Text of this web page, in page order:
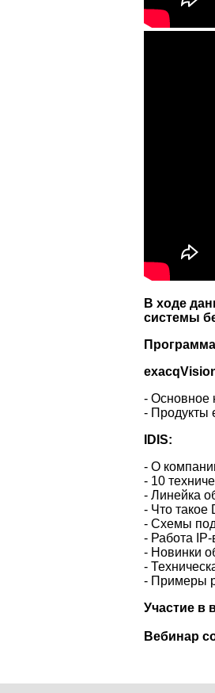
В ходе
системы
- Основное
- Продукты
IDIS:
- О
- 10
- Линейка
- Что такое
- Схемы
- Работа
- Новинки
-
- Примеры
Участие в
Вебинар